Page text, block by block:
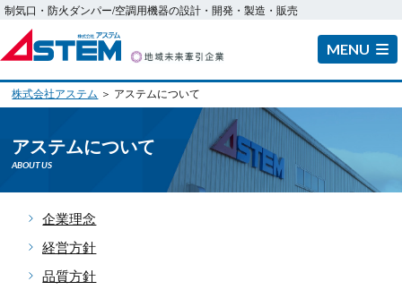
制気口・防火ダンパー/空調用機器の設計・開発・製造・販売
MENU
株式会社アステム ＞ アステムについて
アステムについて
ABOUT US
企業理念
経営方針
品質方針